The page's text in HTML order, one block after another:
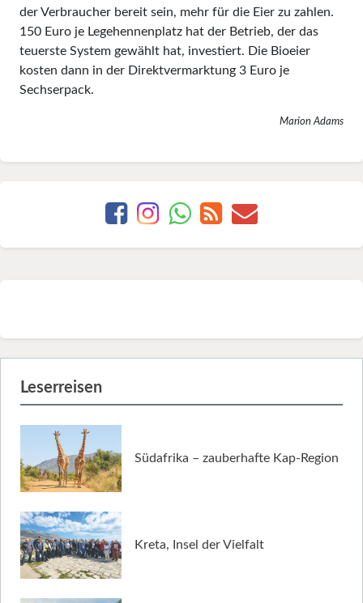
der Verbraucher bereit sein, mehr für die Eier zu zahlen.
150 Euro je Legehennenplatz hat der Betrieb, der das
teuerste System gewählt hat, investiert. Die Bioeier
kosten dann in der Direktvermarktung 3 Euro je
Sechserpack.
Marion Adams
Leserreisen
Südafrika – zauberhafte Kap-Region
Kreta, Insel der Vielfalt